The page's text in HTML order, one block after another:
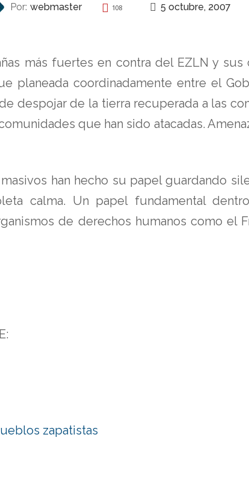
Por: webmaster 108 5 octubre, 2007
más fuertes en contra del EZLN y
planeada coordinadamente entre el
despojar de la tierra recuperada a las
que han sido atacadas.
han hecho su papel guardando
calma. Un papel fundamental
de derechos humanos como el
zapatistas